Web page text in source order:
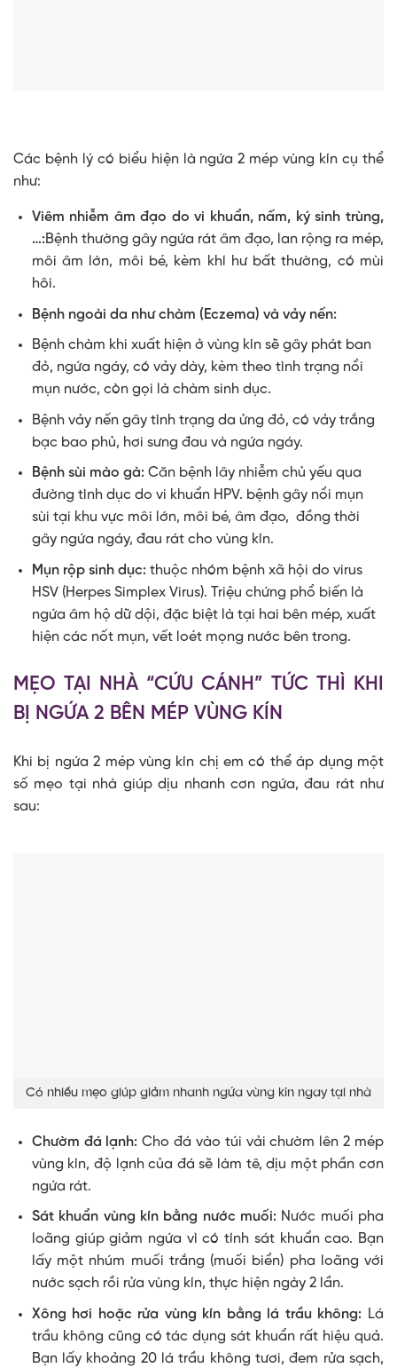
Các bệnh lý có biểu hiện là ngứa 2 mép vùng kín cụ thể
như:
Viêm nhiễm âm đạo do vi khuẩn, nấm, ký sinh trùng,
…:Bệnh thường gây ngứa rát âm đạo, lan rộng ra mép,
môi âm lớn, môi bé, kèm khí hư bất thường, có mùi
hôi.
Bệnh ngoài da như chàm (Eczema) và vảy nến:
Bệnh chàm khi xuất hiện ở vùng kín sẽ gây phát ban
đỏ, ngứa ngáy, có vảy dày, kèm theo tình trạng nổi
mụn nước, còn gọi là chàm sinh dục.
Bệnh vảy nến gây tình trạng da ửng đỏ, có vảy trắng
bạc bao phủ, hơi sưng đau và ngứa ngáy.
Bệnh sùi mào gà: Căn bệnh lây nhiễm chủ yếu qua
đường tình dục do vi khuẩn HPV. bệnh gây nổi mụn
sùi tại khu vực môi lớn, môi bé, âm đạo, đồng thời
gây ngứa ngáy, đau rát cho vùng kín.
Mụn rộp sinh dục: thuộc nhóm bệnh xã hội do virus
HSV (Herpes Simplex Virus). Triệu chứng phổ biến là
ngứa âm hộ dữ dội, đặc biệt là tại hai bên mép, xuất
hiện các nốt mụn, vết loét mọng nước bên trong.
MẸO TẠI NHÀ “CỨU CÁNH” TỨC THÌ KHI
BỊ NGỨA 2 BÊN MÉP VÙNG KÍN
Khi bị ngứa 2 mép vùng kín chị em có thể áp dụng một
số mẹo tại nhà giúp dịu nhanh cơn ngứa, đau rát như
sau:
Có nhiều mẹo giúp giảm nhanh ngứa vùng kín ngay tại nhà
Chườm đá lạnh:Cho đá vào túi vải chườm lên 2 mép
vùng kín, độ lạnh của đá sẽ làm tê, dịu một phần cơn
ngứa rát.
Sát khuẩn vùng kín bằng nước muối: Nước muối pha
loãng giúp giảm ngứa vì có tính sát khuẩn cao. Bạn
lấy một nhúm muối trắng (muối biển) pha loãng với
nước sạch rồi rửa vùng kín, thực hiện ngày 2 lần.
Xông hơi hoặc rửa vùng kín bằng lá trầu không: Lá
trầu không cũng có tác dụng sát khuẩn rất hiệu quả.
Bạn lấy khoảng 20 lá trầu không tươi, đem rửa sạch,